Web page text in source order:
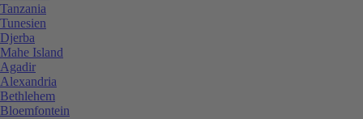
Tanzania
Tunesien
Djerba
Mahe Island
Agadir
Alexandria
Bethlehem
Bloemfontein